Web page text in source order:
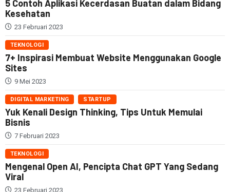
5 Contoh Aplikasi Kecerdasan Buatan dalam Bidang
Kesehatan
23 Februari 2023
TEKNOLOGI
7+ Inspirasi Membuat Website Menggunakan Google
Sites
9 Mei 2023
DIGITAL MARKETING STARTUP
Yuk Kenali Design Thinking, Tips Untuk Memulai
Bisnis
7 Februari 2023
TEKNOLOGI
Mengenal Open AI, Pencipta Chat GPT Yang Sedang
Viral
23 Februari 2023